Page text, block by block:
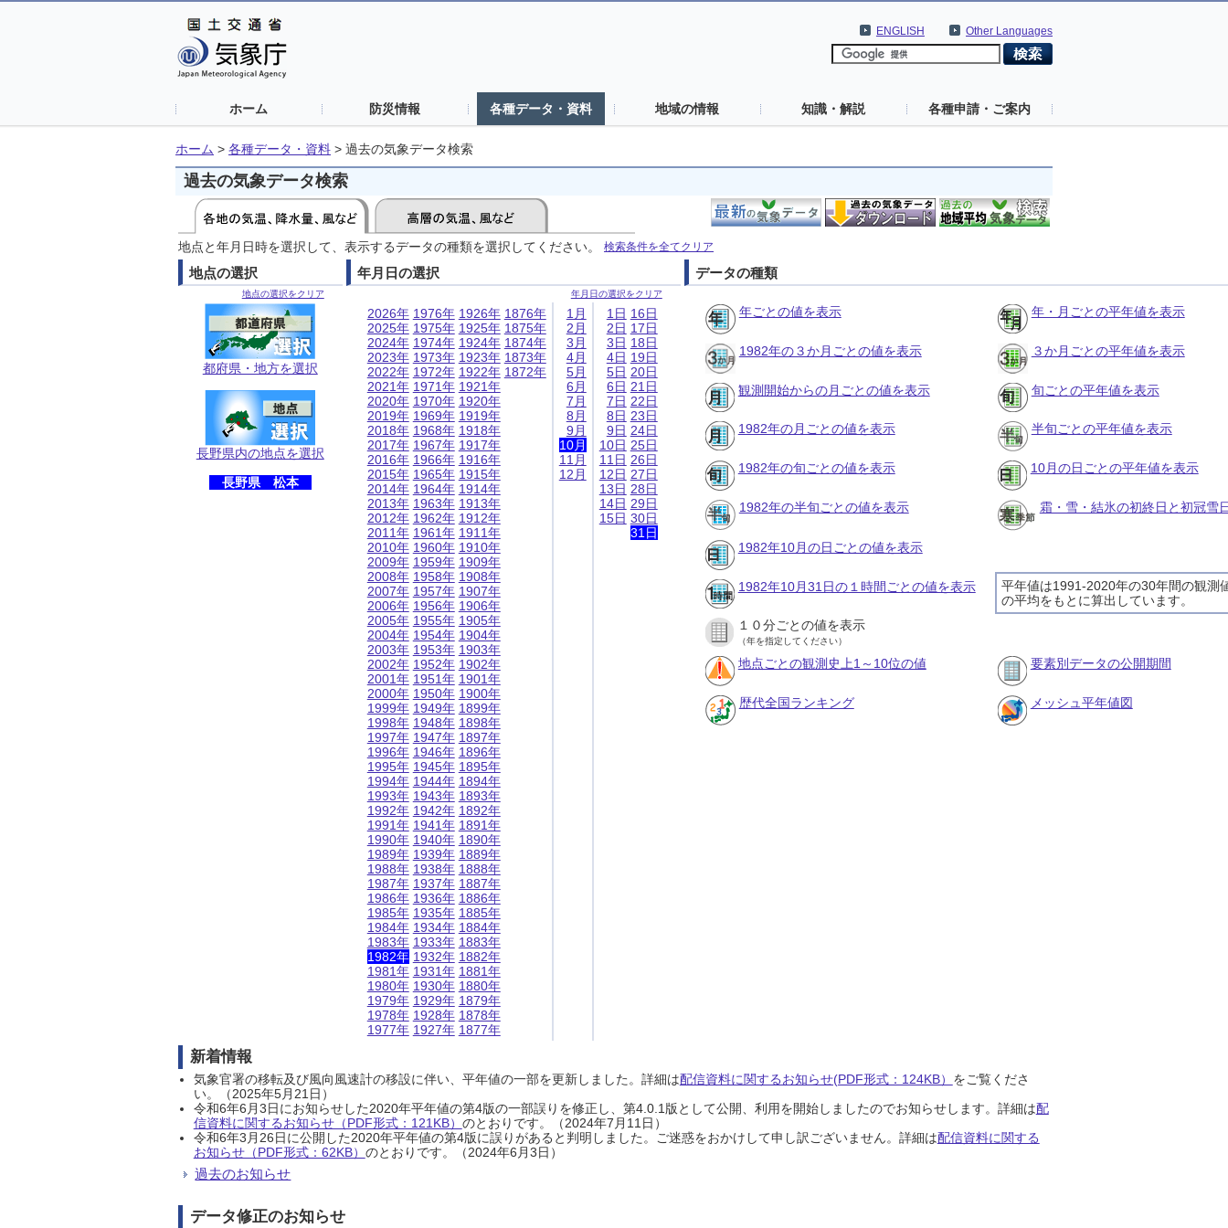
Other Languages
ENGLISH
ホーム 防災情報 各種データ・資料 地域の情報 知識・解説 各種申請・ご案内
ホーム > 各種データ・資料 > 過去の気象データ検索
過去の気象データ検索
地点と年月日時を選択して、表示するデータの種類を選択してください。 検索条件を全てクリア
地点の選択
地点の選択をクリア
都府県・地方を選択
長野県内の地点を選択
長野県 松本
年月日の選択
年月日の選択をクリア
2026年
2025年
2024年
2023年
2022年
2021年
2020年
2019年
2018年
2017年
2016年
2015年
2014年
2013年
2012年
2011年
2010年
2009年
2008年
2007年
2006年
2005年
2004年
2003年
2002年
2001年
2000年
1999年
1998年
1997年
1996年
1995年
1994年
1993年
1992年
1991年
1990年
1989年
1988年
1987年
1986年
1985年
1984年
1983年
1982年
1981年
1980年
1979年
1978年
1977年
1976年
1975年
1974年
1973年
1972年
1971年
1970年
1969年
1968年
1967年
1966年
1965年
1964年
1963年
1962年
1961年
1960年
1959年
1958年
1957年
1956年
1955年
1954年
1953年
1952年
1951年
1950年
1949年
1948年
1947年
1946年
1945年
1944年
1943年
1942年
1941年
1940年
1939年
1938年
1937年
1936年
1935年
1934年
1933年
1932年
1931年
1930年
1929年
1928年
1927年
1926年
1925年
1924年
1923年
1922年
1921年
1920年
1919年
1918年
1917年
1916年
1915年
1914年
1913年
1912年
1911年
1910年
1909年
1908年
1907年
1906年
1905年
1904年
1903年
1902年
1901年
1900年
1899年
1898年
1897年
1896年
1895年
1894年
1893年
1892年
1891年
1890年
1889年
1888年
1887年
1886年
1885年
1884年
1883年
1882年
1881年
1880年
1879年
1878年
1877年
1876年
1875年
1874年
1873年
1872年
1月
2月
3月
4月
5月
6月
7月
8月
9月
10月
11月
12月
1日
2日
3日
4日
5日
6日
7日
8日
9日
10日
11日
12日
13日
14日
15日
16日
17日
18日
19日
20日
21日
22日
23日
24日
25日
26日
27日
28日
29日
30日
31日
データの種類
年ごとの値を表示 年・月ごとの平年値を表示
1982年の３か月ごとの値を表示 ３か月ごとの平年値を表示
観測開始からの月ごとの値を表示 旬ごとの平年値を表示
1982年の月ごとの値を表示 半旬ごとの平年値を表示
1982年の旬ごとの値を表示 10月の日ごとの平年値を表示
1982年の半旬ごとの値を表示 霜・雪・結氷の初終日と初冠雪
1982年10月の日ごとの値を表示
平年値は1991-2020年の30年間の観測
の平均をもとに算出しています。
1982年10月31日の１時間ごとの値を表示
１０分ごとの値を表示
（年を指定してください）
地点ごとの観測史上1～10位の値 要素別データの公開期間
歴代全国ランキング メッシュ平年値図
新着情報
気象官署の移転及び風向風速計の移設に伴い、平年値の一部を更新しました。詳細は配信資料に関するお知らせ(PDF形式：124KB） をご覧くださ
い。（2025年5月21日）
令和6年6月3日にお知らせした2020年平年値の第4版の一部誤りを修正し、第4.0.1版として公開、利用を開始しましたのでお知らせします。詳細は配
信資料に関するお知らせ（PDF形式：121KB） のとおりです。（2024年7月11日）
令和6年3月26日に公開した2020年平年値の第4版に誤りがあると判明しました。ご迷惑をおかけして申し訳ございません。詳細は配信資料に関する
お知らせ（PDF形式：62KB） のとおりです。（2024年6月3日）
過去のお知らせ
データ修正のお知らせ